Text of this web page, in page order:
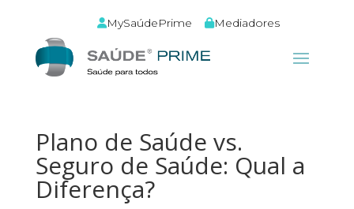
MySaúdePrime Mediadores
Plano de Saúde vs.
Seguro de Saúde: Qual a
Diferença?